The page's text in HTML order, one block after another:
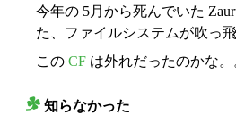
今年の 5月から死んでいた
た、ファイルシステムが吹っ
この CF は外れだったのかな
知らなかった